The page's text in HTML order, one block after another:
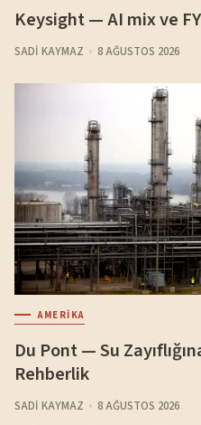
Keysight — AI mix ve
SADI KAYMAZ 8 AĞUSTOS 2026
AMERIKA
Du Pont — Su
Rehberlik
SADI KAYMAZ 8 AĞUSTOS 2026